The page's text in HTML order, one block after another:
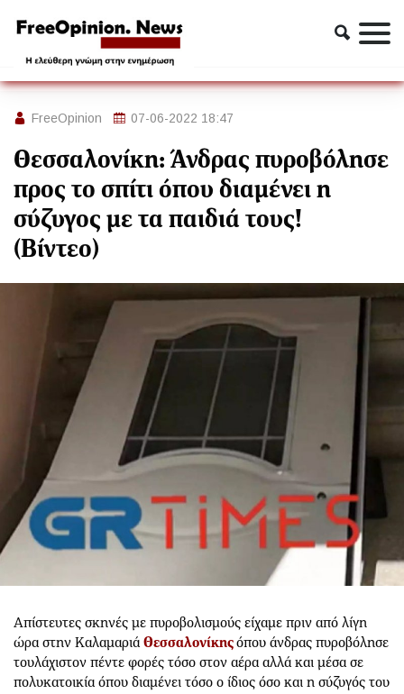
Ασφάλεια
Αστυνομία
Θεσσαλονίκη: Άνδρας πυροβόλησε προς το σπίτι όπου
διαμένει η σύζυγος με τα παιδιά τους! (Βίντεο)
FreeOpinion 07-06-2022 18:47
Θεσσαλονίκη: Άνδρας πυροβόλησε
προς το σπίτι όπου διαμένει η
σύζυγος με τα παιδιά τους!
(Βίντεο)
Απίστευτες σκηνές με πυροβολισμούς είχαμε πριν από λίγη
ώρα στην Καλαμαριά Θεσσαλονίκηςόπου άνδρας πυροβόλησε
τουλάχιστον πέντε φορές τόσο στον αέρα αλλά και μέσα σε
πολυκατοικία όπου διαμένει τόσο ο ίδιος όσο και η σύζυγός του